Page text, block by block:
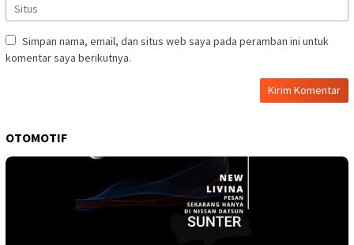
Simpan nama, email, dan situs web saya pada peramban ini untuk
komentar saya berikutnya.
OTOMOTIF